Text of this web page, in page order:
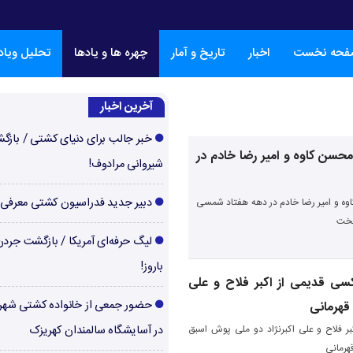
نخست اخبار تاریخ و آمار چهره ها و یادها تحلیل
کاوه و امیر رضا خادم در
و امیر رضا خادم در دهه هفتاد شمسی
قدیمی از اکبر فلاح و علی
قهرمانی
فلاح و علی اکبرنژاد دو ملی پوش اسبق
آخرین اخبار
خبر جالب برای دنیای کشتی /
شیروانی مرادوف!
دبیر جدید فدراسیون کشتی
لیگ حرفه‌ای آمریکا / بازگشت
باروز!
حضور جمعی از خانواده کشتی
در آسایشگاه سالمندان کهریزک